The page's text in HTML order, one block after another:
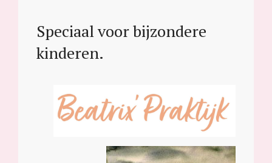
Speciaal voor bijzondere
kinderen.